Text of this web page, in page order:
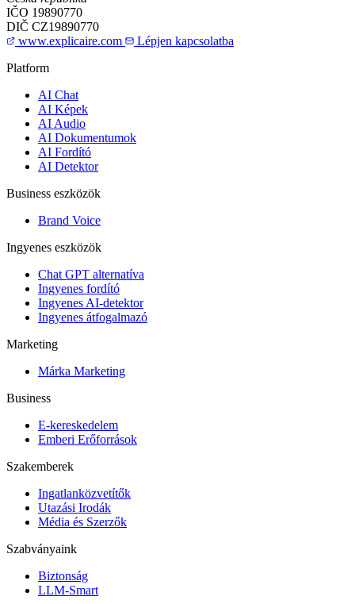
IČO 19890770
DIČ CZ19890770
www.explicaire.com
Lépjen kapcsolatba
Platform
AI Chat
AI Képek
AI Audio
AI Dokumentumok
AI Fordító
AI Detektor
Business eszközök
Brand Voice
Ingyenes eszközök
Chat GPT alternatíva
Ingyenes fordító
Ingyenes AI-detektor
Ingyenes átfogalmazó
Marketing
Márka Marketing
Business
E-kereskedelem
Emberi Erőforrások
Szakemberek
Ingatlanközvetítők
Utazási Irodák
Média és Szerzők
Szabványaink
Biztonság
LLM-Smart